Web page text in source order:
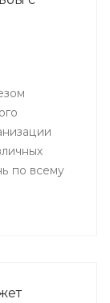
по всему
и